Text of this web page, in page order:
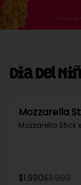
Dia Del
Mozzarella
Mozzarella Stick
$1.990$3.990